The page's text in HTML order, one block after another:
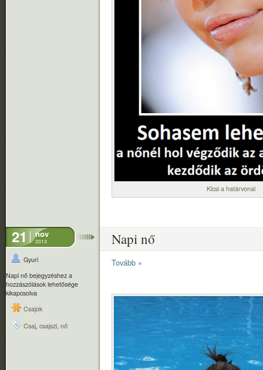
Kicsi a határvonal
21 nov
2013
Gyuri
Napi nő bejegyzéshez a
hozzászólások lehetősége
kikapcsolva
Csajok
Csaj, csajszi, nő
Napi nő
Tovább »